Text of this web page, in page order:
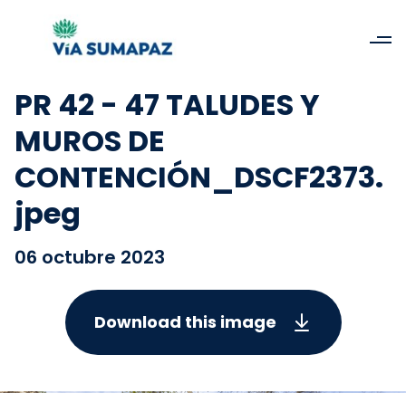
PR 42 - 47 TALUDES Y
MUROS DE
CONTENCIÓN_DSCF2373.
jpeg
06 octubre 2023
Download this image